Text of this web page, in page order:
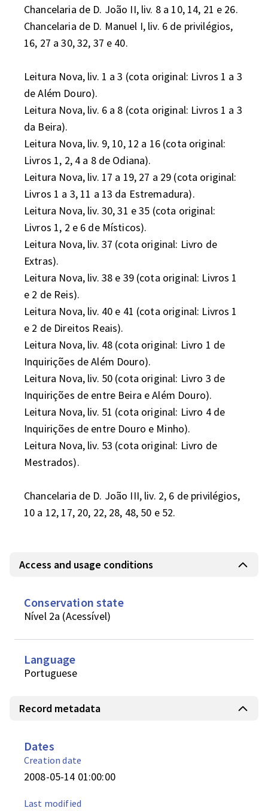
Chancelaria de D. João II, liv. 8 a 10, 14, 21 e 26.
Chancelaria de D. Manuel I, liv. 6 de privilégios,
16, 27 a 30, 32, 37 e 40.
Leitura Nova, liv. 1 a 3 (cota original: Livros 1 a 3
de Além Douro).
Leitura Nova, liv. 6 a 8 (cota original: Livros 1 a 3
da Beira).
Leitura Nova, liv. 9, 10, 12 a 16 (cota original:
Livros 1, 2, 4 a 8 de Odiana).
Leitura Nova, liv. 17 a 19, 27 a 29 (cota original:
Livros 1 a 3, 11 a 13 da Estremadura).
Leitura Nova, liv. 30, 31 e 35 (cota original:
Livros 1, 2 e 6 de Místicos).
Leitura Nova, liv. 37 (cota original: Livro de
Extras).
Leitura Nova, liv. 38 e 39 (cota original: Livros 1
e 2 de Reis).
Leitura Nova, liv. 40 e 41 (cota original: Livros 1
e 2 de Direitos Reais).
Leitura Nova, liv. 48 (cota original: Livro 1 de
Inquirições de Além Douro).
Leitura Nova, liv. 50 (cota original: Livro 3 de
Inquirições de entre Beira e Além Douro).
Leitura Nova, liv. 51 (cota original: Livro 4 de
Inquirições de entre Douro e Minho).
Leitura Nova, liv. 53 (cota original: Livro de
Mestrados).
Chancelaria de D. João III, liv. 2, 6 de privilégios,
10 a 12, 17, 20, 22, 28, 48, 50 e 52.
Access and usage conditions
Conservation state
Nível 2a (Acessível)
Language
Portuguese
Record metadata
Dates
Creation date
2008-05-14 01:00:00
Last modified